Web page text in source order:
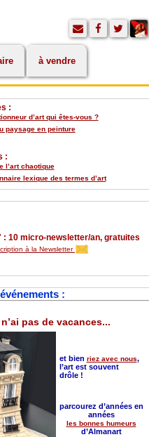
à vendre
:
d’art qui êtes-vous ?
paysage en peinture
:
l’art chaotique
lexique des termes d’art
: 10 micro-newsletter/an, gratuites
à la Newsletter
:
pas de vacances...
et bien riez avec nous,
l’art est souvent
drôle !
parcourez d’années en
années
les bonnes humeurs
d’Almanart